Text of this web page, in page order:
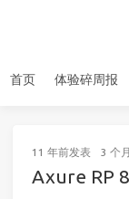
首页 体验碎周报
11 年前发表 3 个
Axure RP